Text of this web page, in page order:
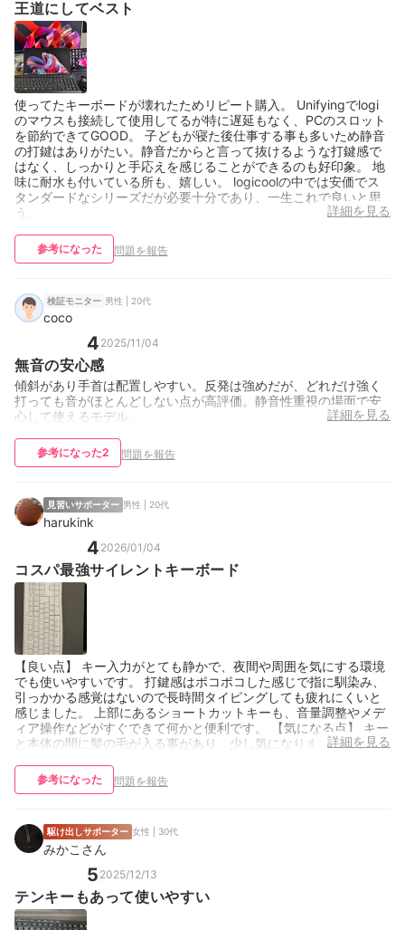
王道にしてベスト
使ってたキーボードが壊れたためリピート購入。 Unifyingでlogi
のマウスも接続して使用してるが特に遅延もなく、PCのスロット
を節約できてGOOD。 子どもが寝た後仕事する事も多いため静音
の打鍵はありがたい。静音だからと言って抜けるような打鍵感で
はなく、しっかりと手応えを感じることができるのも好印象。 地
味に耐水も付いている所も、嬉しい。 logicoolの中では安価でス
タンダードなシリーズだが必要十分であり、一生これで良いと思
う。
詳細を見る
参考になった 問題を報告
検証モニター 男性 | 20代
coco
4 2025/11/04
無音の安心感
傾斜があり手首は配置しやすい。反発は強めだが、どれだけ強く
打っても音がほとんどしない点が高評価。静音性重視の場面で安
心して使えるモデル。
詳細を見る
参考になった2 問題を報告
見習いサポーター 男性 | 20代
harukink
4 2026/01/04
コスパ最強サイレントキーボード
【良い点】 キー入力がとても静かで、夜間や周囲を気にする環境
でも使いやすいです。 打鍵感はポコポコした感じで指に馴染み、
引っかかる感覚はないので長時間タイピングしても疲れにくいと
感じました。 上部にあるショートカットキーも、音量調整やメデ
ィア操作などがすぐできて何かと便利です。 【気になる点】 キー
と本体の間に髪の毛が入る事があり、少し気になります。詳細を見る
参考になった 問題を報告
駆け出しサポーター 女性 | 30代
みかこさん
5 2025/12/13
テンキーもあって使いやすい